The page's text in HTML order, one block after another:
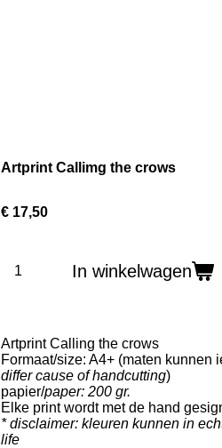
Artprint Callimg the crows
€ 17,50
In winkelwagen
Artprint Calling the crows
Formaat/size: A4+ (maten kunnen
differ cause of handcutting)
papier/paper: 200 gr.
Elke print wordt met de hand
* disclaimer: kleuren kunnen in
life